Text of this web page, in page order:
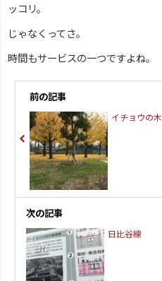
ッコリ。
じゃなくってさ。
時間もサービスの一つですよね。
前の記事
イチョウの木
次の記事
日比谷線